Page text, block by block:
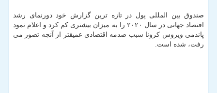
صندوق بین المللی پول در تازه ترین گزارش خود دورنمای رشد
اقتصاد جهانی در سال ۲۰۲۰ را به میزان بیشتری کم کرد و اعلام نمود
پاندمی ویروس کرونا سبب صدمه اقتصادی عمیقتر از آنچه تصور می
رفت، شده است.